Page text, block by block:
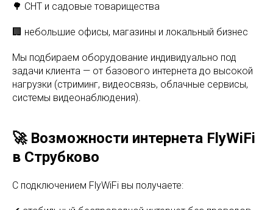
🌳 СНТ и садовые товарищества
🏢 небольшие офисы, магазины и локальный бизнес
Мы подбираем оборудование индивидуально под
задачи клиента — от базового интернета до высокой
нагрузки (стриминг, видеосвязь, облачные сервисы,
системы видеонаблюдения).
🚀 Возможности интернета FlyWiFi
в Струбково
С подключением FlyWiFi вы получаете: